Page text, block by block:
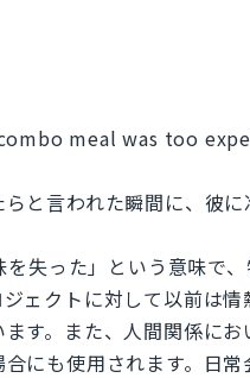
meal was too
と言われた瞬間に、彼に
失った」という意味で
ェクトに対して以前は
す。また、人間関係に
にも使用されます。日